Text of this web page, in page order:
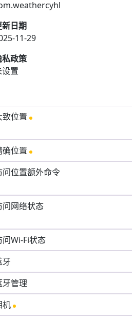
新日期
11-29
私政策
置
致位置
确位置
问位置额外命令
问网络状态
问Wi-Fi状态
牙
牙管理
机